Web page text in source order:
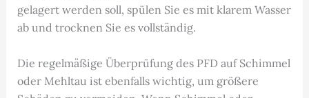
gelagert werden soll, spülen Sie es mit klarem Wasser
ab und trocknen Sie es vollständig.
Die regelmäßige Überprüfung des PFD auf Schimmel
oder Mehltau ist ebenfalls wichtig, um größere